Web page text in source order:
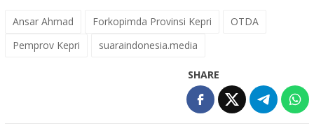
Ansar Ahmad Forkopimda Provinsi Kepri
OTDA
Pemprov Kepri
suaraindonesia.media
SHARE